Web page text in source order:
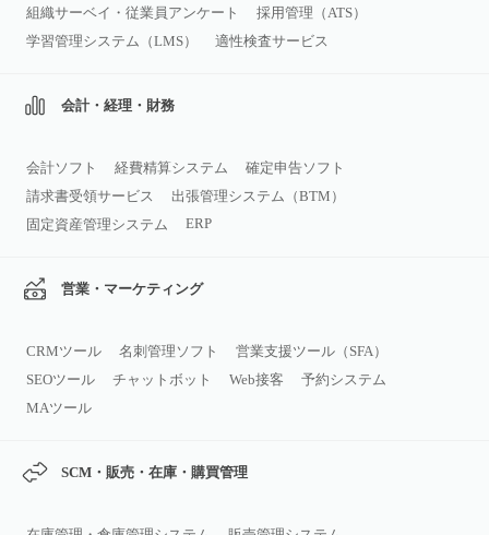
組織サーベイ・従業員アンケート
採用管理（ATS）
学習管理システム（LMS）
適性検査サービス
会計・経理・財務
会計ソフト 経費精算システム
確定申告ソフト
請求書受領サービス
出張管理システム（BTM）
固定資産管理システム
ERP
営業・マーケティング
CRMツール 名刺管理ソフト
営業支援ツール（SFA）
SEOツール
チャットボット Web接客
予約システム
MAツール
SCM・販売・在庫・購買管理